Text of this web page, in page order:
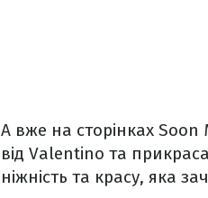
А вже на сторінках Soon
від Valentino та
ніжність та красу, яка